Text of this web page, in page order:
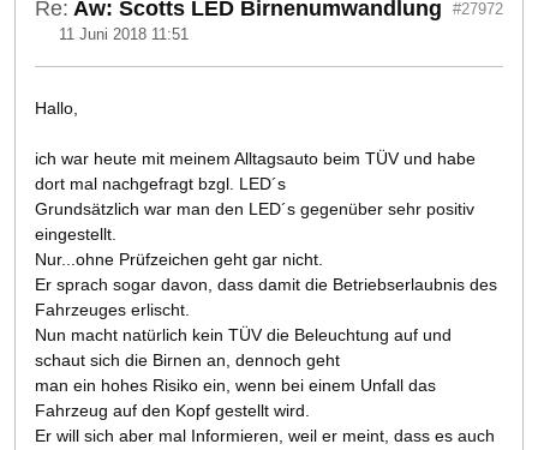
Re: Aw: Scotts LED Birnenumwandlung
11 Juni 2018 11:51
#27972
Hallo,
ich war heute mit meinem Alltagsauto beim TÜV und habe
dort mal nachgefragt bzgl. LED´s
Grundsätzlich war man den LED´s gegenüber sehr positiv
eingestellt.
Nur...ohne Prüfzeichen geht gar nicht.
Er sprach sogar davon, dass damit die Betriebserlaubnis des
Fahrzeuges erlischt.
Nun macht natürlich kein TÜV die Beleuchtung auf und
schaut sich die Birnen an, dennoch geht
man ein hohes Risiko ein, wenn bei einem Unfall das
Fahrzeug auf den Kopf gestellt wird.
Er will sich aber mal Informieren, weil er meint, dass es auch